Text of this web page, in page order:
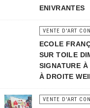
ENIVRANTES
VENTE D'ART
ECOLE
SUR TOILE
SIGNATURE
À DROITE
VENTE D'ART